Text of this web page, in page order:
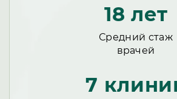
18 лет
Средний стаж
врачей
7